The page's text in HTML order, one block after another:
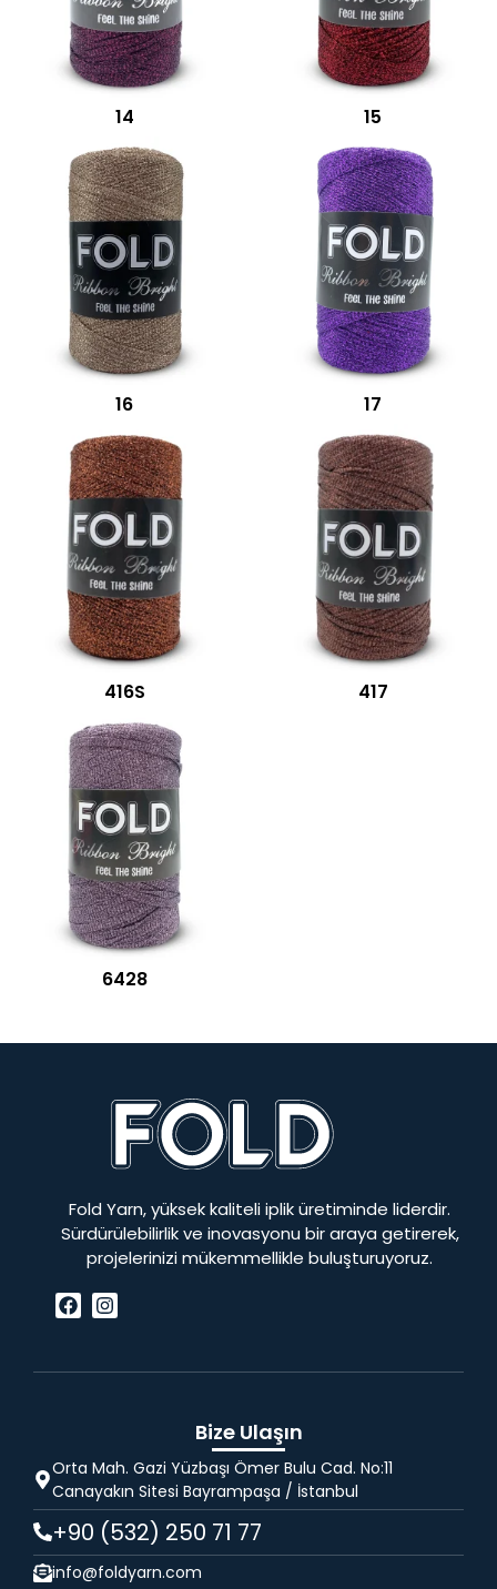
14 15
16 17
416S 417
6428
Fold Yarn, yüksek kaliteli iplik üretiminde liderdir.
Sürdürülebilirlik ve inovasyonu bir araya getirerek,
projelerinizi mükemmellikle buluşturuyoruz.
Bize Ulaşın
Orta Mah. Gazi Yüzbaşı Ömer Bulu Cad. No:11
Canayakın Sitesi Bayrampaşa / İstanbul
+90 (532) 250 71 77
info@foldyarn.com